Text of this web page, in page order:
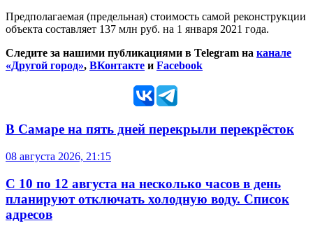
Предполагаемая (предельная) стоимость самой реконструкции
объекта составляет 137 млн руб. на 1 января 2021 года.
Следите за нашими публикациями в Telegram на канале
«Другой город», ВКонтакте и Facebook
В Самаре на пять дней перекрыли перекрёсток
08 августа 2026, 21:15
С 10 по 12 августа на несколько часов в день
планируют отключать холодную воду. Список
адресов